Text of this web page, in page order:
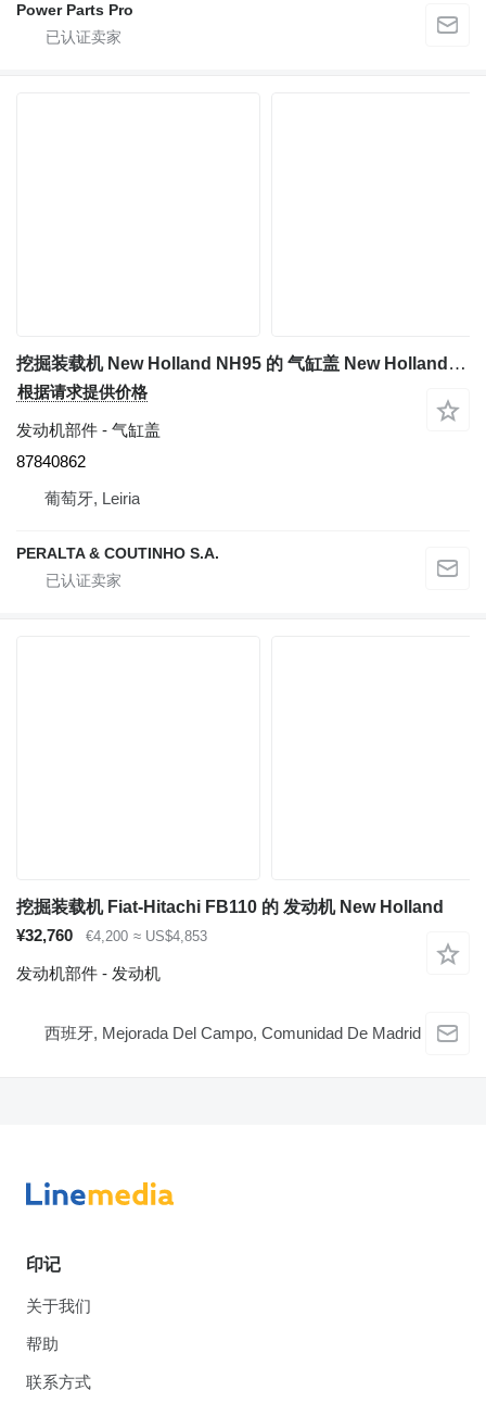
Power Parts Pro
挖掘装载机 New Holland NH95 的 气缸盖 New Holland NH95 / 304T Cabeça do Motor com Válvulas 87840862
根据请求提供价格
发动机部件 - 气缸盖
87840862
葡萄牙, Leiria
PERALTA & COUTINHO S.A.
挖掘装载机 Fiat-Hitachi FB110 的 发动机 New Holland
¥32,760
€4,200 ≈ US$4,853
发动机部件 - 发动机
西班牙, Mejorada Del Campo, Comunidad De Madrid
印记
关于我们
帮助
联系方式